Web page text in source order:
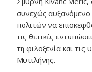
συνεχώς
πολιτών να
τις θετικές
τη φιλοξενία και τις
Μυτιλήνης.